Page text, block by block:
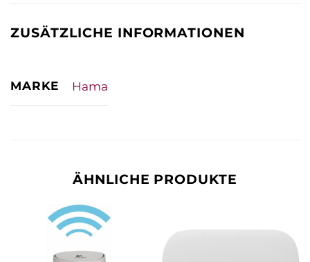
ZUSÄTZLICHE INFORMATIONEN
MARKE Hama
ÄHNLICHE PRODUKTE